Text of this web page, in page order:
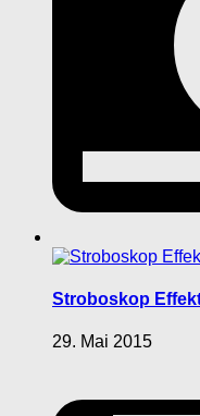
Stroboskop
29. Mai 2015